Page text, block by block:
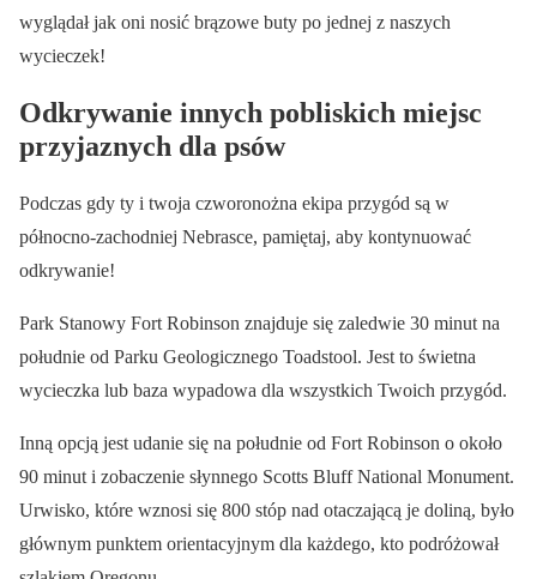
wyglądał jak oni nosić brązowe buty po jednej z naszych
wycieczek!
Odkrywanie innych pobliskich miejsc
przyjaznych dla psów
Podczas gdy ty i twoja czworonożna ekipa przygód są w
północno-zachodniej Nebrasce, pamiętaj, aby kontynuować
odkrywanie!
Park Stanowy Fort Robinson znajduje się zaledwie 30 minut na
południe od Parku Geologicznego Toadstool. Jest to świetna
wycieczka lub baza wypadowa dla wszystkich Twoich przygód.
Inną opcją jest udanie się na południe od Fort Robinson o około
90 minut i zobaczenie słynnego Scotts Bluff National Monument.
Urwisko, które wznosi się 800 stóp nad otaczającą je doliną, było
głównym punktem orientacyjnym dla każdego, kto podróżował